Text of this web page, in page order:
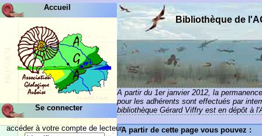
A partir du 1er janvier 2012, la
pour les adhérents sont effectués par
bibliothèque Gérard Viffry est en dépôt à
A partir de cette page vous pouvez :
Bibliothèque de
Accueil
Se connecter
accéder à votre compte de lecteur